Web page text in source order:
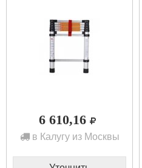
6 610,16
в Калугу из Москвы